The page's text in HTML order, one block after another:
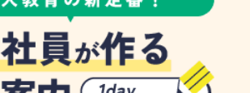
員がつくる採用案内とは？
ABOUT
んな効果が得られます